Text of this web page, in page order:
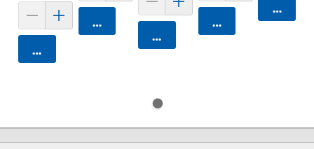
카트에 담기
카트에 담기
카트에 담기
카트에 담기
카트에